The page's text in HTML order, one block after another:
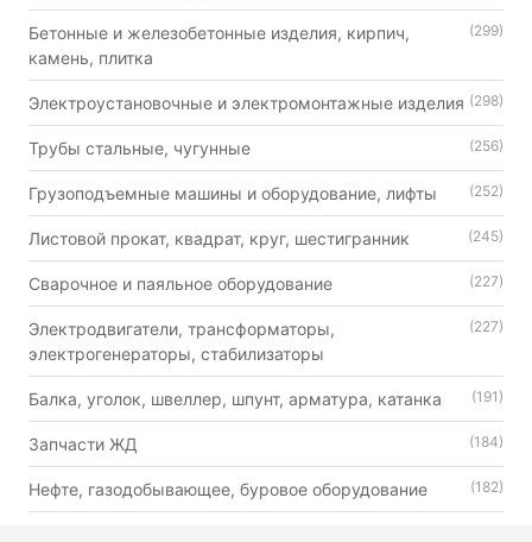
Бетонные и железобетонные изделия, кирпич,
камень, плитка
(299)
Электроустановочные и электромонтажные изделия (298)
Трубы стальные, чугунные (256)
Грузоподъемные машины и оборудование, лифты (252)
Листовой прокат, квадрат, круг, шестигранник (245)
Сварочное и паяльное оборудование (227)
Электродвигатели, трансформаторы,
электрогенераторы, стабилизаторы
(227)
Балка, уголок, швеллер, шпунт, арматура, катанка (191)
Запчасти ЖД (184)
Нефте, газодобывающее, буровое оборудование (182)